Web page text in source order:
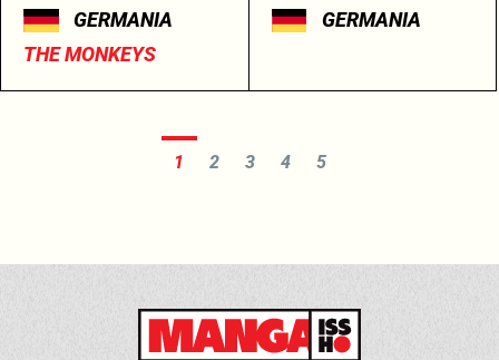
GERMANIA
THE MONKEYS
GERMANIA
1 2 3 4 5